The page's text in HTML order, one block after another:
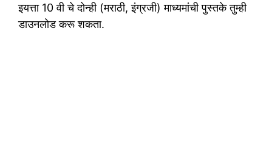
इयत्ता 10 वी चे दोन्ही (मराठी, इंग्रजी) माध्यमांची पुस्तके तुम्ही
डाउनलोड करू शकता.